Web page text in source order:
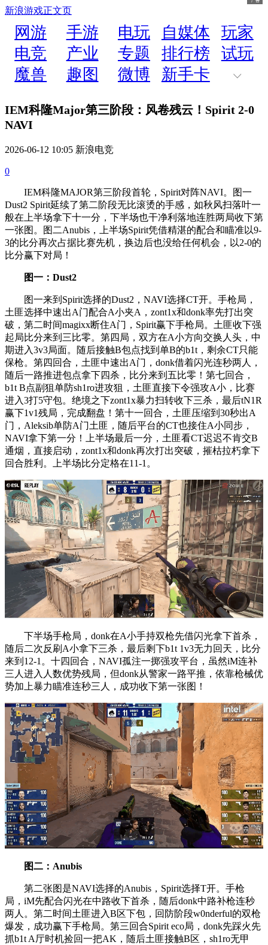
新浪游戏正文页
网游 手游 电玩 自媒体
玩家
电竞
产业 专题 排行榜
试玩
魔兽
趣图 微博 新手卡
IEM科隆Major第三阶段：风卷残云！Spirit 2-0
NAVI
2026-06-12 10:05 新浪电竞
0
IEM科隆MAJOR第三阶段首轮，Spirit对阵NAVI。图一
Dust2 Spirit延续了第二阶段无比滚烫的手感，如秋风扫落叶一
般在上半场拿下十一分，下半场也干净利落地连胜两局收下第
一张图。图二Anubis，上半场Spirit凭借精湛的配合和瞄准以9-
3的比分再次占据比赛先机，换边后也没给任何机会，以2-0的
比分赢下对局！
图一：Dust2
图一来到Spirit选择的Dust2，NAVI选择CT开。手枪局，
土匪选择中速出A门配合A小夹A，zont1x和donk率先打出突
破，第二时间magixx断住A门，Spirit赢下手枪局。土匪收下强
起局比分来到三比零。第四局，双方在A小方向交换人头，中
期进入3v3局面。随后接触B包点找到单B的b1t，剩余CT只能
保枪。第四回合，土匪中速出A门，donk借着闪光连秒两人，
随后一路推进包点拿下四杀，比分来到五比零！第七回合，
b1t B点副狙单防sh1ro进攻狙，土匪直接下令强攻A小，比赛
进入3打5守包。绝境之下zont1x暴力扫转收下三杀，最后tN1R
赢下1v1残局，完成翻盘！第十一回合，土匪压缩到30秒出A
门，Aleksib单防A门土匪，随后平台的CT也接住A小同步，
NAVI拿下第一分！上半场最后一分，土匪看CT迟迟不肯交B
通烟，直接启动，zont1x和donk再次打出突破，摧枯拉朽拿下
回合胜利。上半场比分定格在11-1。
下半场手枪局，donk在A小手持双枪先借闪光拿下首杀，
随后二次反刷A小拿下三杀，最后剩下b1t 1v3无力回天，比分
来到12-1。十四回合，NAVI孤注一掷强攻平台，虽然iM连补
三人进入人数优势残局，但donk从警家一路平推，依靠枪械优
势加上暴力瞄准连秒三人，成功收下第一张图！
图二：Anubis
第二张图是NAVI选择的Anubis，Spirit选择T开。手枪
局，iM先配合闪光在中路收下首杀，随后donk中路补枪连秒
两人。第二时间土匪进入B区下包，回防阶段w0nderful的双枪
爆发，成功赢下手枪局。第三回合Spirit eco局，donk先踩火先
抓b1t A厅时机捡回一把AK，随后土匪接触B区，sh1ro无甲